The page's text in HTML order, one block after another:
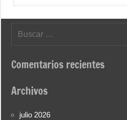
Comentarios recientes
Archivos
julio 2026